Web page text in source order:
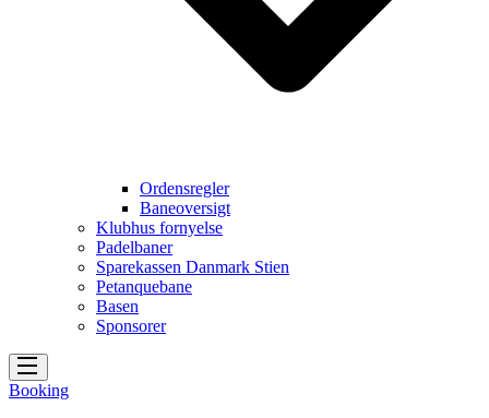
Ordensregler
Baneoversigt
Klubhus fornyelse
Padelbaner
Sparekassen Danmark Stien
Petanquebane
Basen
Sponsorer
Booking